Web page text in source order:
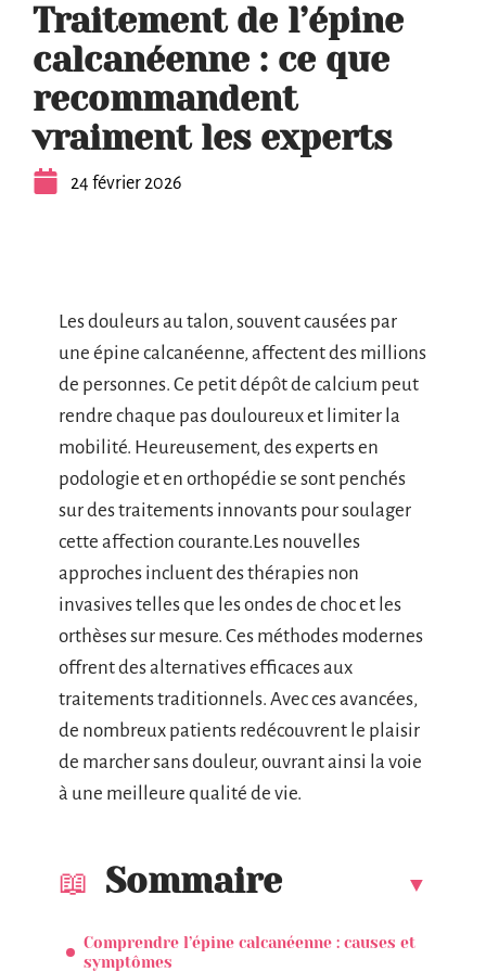
Traitement de l’épine
calcanéenne : ce que
recommandent
vraiment les experts
24 février 2026
Les douleurs au talon, souvent causées par
une épine calcanéenne, affectent des millions
de personnes. Ce petit dépôt de calcium peut
rendre chaque pas douloureux et limiter la
mobilité. Heureusement, des experts en
podologie et en orthopédie se sont penchés
sur des traitements innovants pour soulager
cette affection courante.Les nouvelles
approches incluent des thérapies non
invasives telles que les ondes de choc et les
orthèses sur mesure. Ces méthodes modernes
offrent des alternatives efficaces aux
traitements traditionnels. Avec ces avancées,
de nombreux patients redécouvrent le plaisir
de marcher sans douleur, ouvrant ainsi la voie
à une meilleure qualité de vie.
Sommaire
Comprendre l’épine calcanéenne : causes et
symptômes